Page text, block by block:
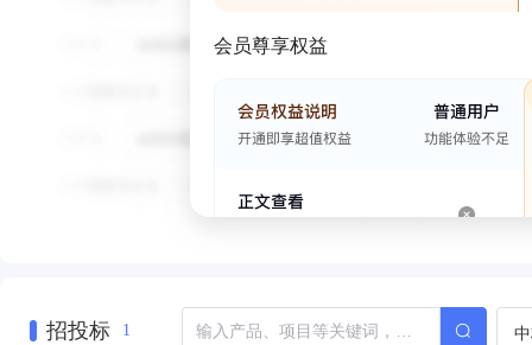
会员尊享权益
招投标 1